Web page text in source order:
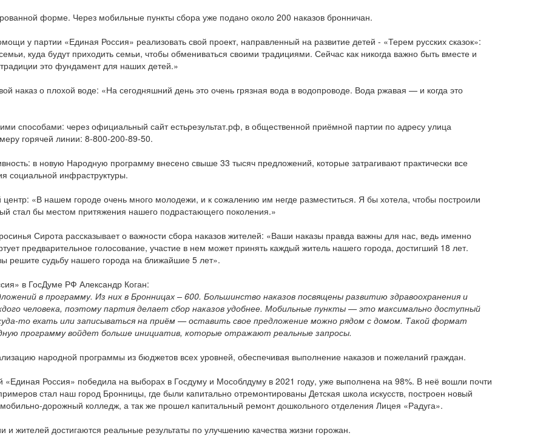
форме. Через мобильные пункты сбора уже подано около 200 наказов бронничан.
у партии «Единая Россия» реализовать свой проект, направленный на развитие детей - «Терем русских сказок»:
куда будут приходить семьи, чтобы обмениваться своими традициями. Сейчас как никогда важно быть вместе и
это фундамент для наших детей.»
наказ о плохой воде: «На сегодняшний день это очень грязная вода в водопроводе. Вода ржавая — и когда это
способами: через официальный сайт естьрезультат.рф, в общественной приёмной партии по адресу улица
горячей линии: 8-800-200-89-50.
в новую Народную программу внесено свыше 33 тысяч предложений, которые затрагивают практически все
социальной инфраструктуры.
«В нашем городе очень много молодежи, и к сожалению им негде разместиться. Я бы хотела, чтобы построили
стал бы местом притяжения нашего подрастающего поколения.»
Сирота рассказывает о важности сбора наказов жителей: «Ваши наказы правда важны для нас, ведь именно
предварительное голосование, участие в нем может принять каждый житель нашего города, достигший 18 лет.
решите судьбу нашего города на ближайшие 5 лет».
в ГосДуме РФ Александр Коган:
в программу. Из них в Бронницах – 600. Большинство наказов посвящены развитию здравоохранения и
человека, поэтому партия делает сбор наказов удобнее. Мобильные пункты — это максимально доступный
то ехать или записываться на приём — оставить свое предложение можно рядом с домом. Такой формат
программу войдет больше инициатив, которые отражают реальные запросы.
народной программы из бюджетов всех уровней, обеспечивая выполнение наказов и пожеланий граждан.
«Единая Россия» победила на выборах в Госдуму и Мособлдуму в 2021 году, уже выполнена на 98%. В неё вошли почти
стал наш город Бронницы, где были капитально отремонтированы Детская школа искусств, построен новый
дорожный колледж, а так же прошел капитальный ремонт дошкольного отделения Лицея «Радуга».
жителей достигаются реальные результаты по улучшению качества жизни горожан.